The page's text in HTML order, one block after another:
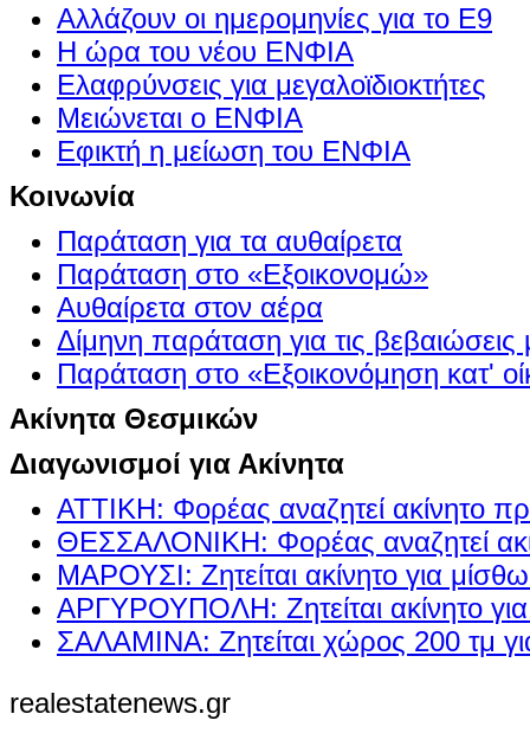
Αλλάζουν οι ημερομηνίες για το Ε9
Η ώρα του νέου ΕΝΦΙΑ
Ελαφρύνσεις για μεγαλοϊδιοκτήτες
Μειώνεται ο ΕΝΦΙΑ
Εφικτή η μείωση του ΕΝΦΙΑ
Κοινωνία
Παράταση για τα αυθαίρετα
Παράταση στο «Εξοικονομώ»
Αυθαίρετα στον αέρα
Δίμηνη παράταση για τις βεβαιώσεις
Παράταση στο «Εξοικονόμηση κατ'
Ακίνητα Θεσμικών
Διαγωνισμοί για Ακίνητα
ΑΤΤΙΚΗ: Φορέας αναζητεί ακίνητο
ΘΕΣΣΑΛΟΝΙΚΗ: Φορέας αναζητεί
ΜΑΡΟΥΣΙ: Ζητείται ακίνητο για
ΑΡΓΥΡΟΥΠΟΛΗ: Ζητείται ακίνητο
ΣΑΛΑΜΙΝΑ: Ζητείται χώρος 200 τμ
realestatenews.gr